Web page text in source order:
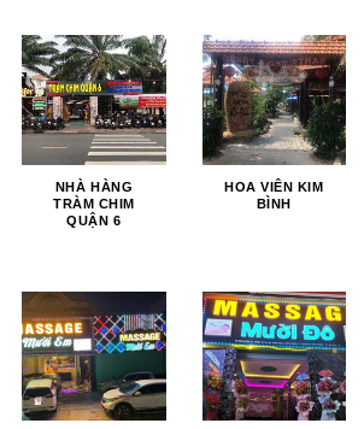
NHÀ HÀNG
TRÀM CHIM
QUẬN 6
HOA VIÊN KIM
BÌNH